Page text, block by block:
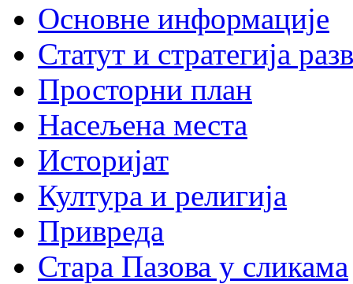
Основне информације
Статут и стратегија
Просторни план
Насељена места
Историјат
Култура и религија
Привреда
Стара Пазова у сликама